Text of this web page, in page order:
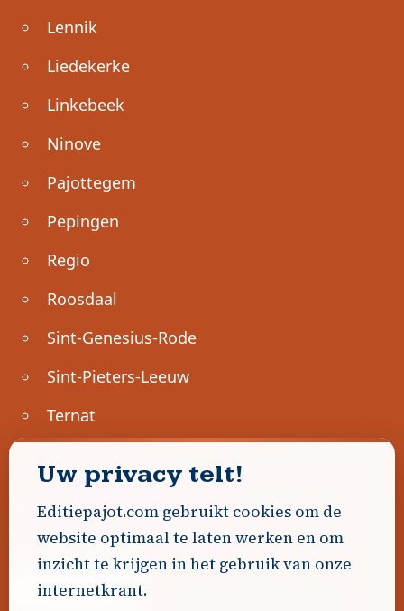
Lennik
Liedekerke
Linkebeek
Ninove
Pajottegem
Pepingen
Regio
Roosdaal
Sint-Genesius-Rode
Sint-Pieters-Leeuw
Ternat
Geen advertenties gevonden.
Uw advertentie hier? Contacteer ons!
Word Partner!
Uw privacy telt!
Editiepajot.com gebruikt cookies om de
website optimaal te laten werken en om
inzicht te krijgen in het gebruik van onze
internetkrant.